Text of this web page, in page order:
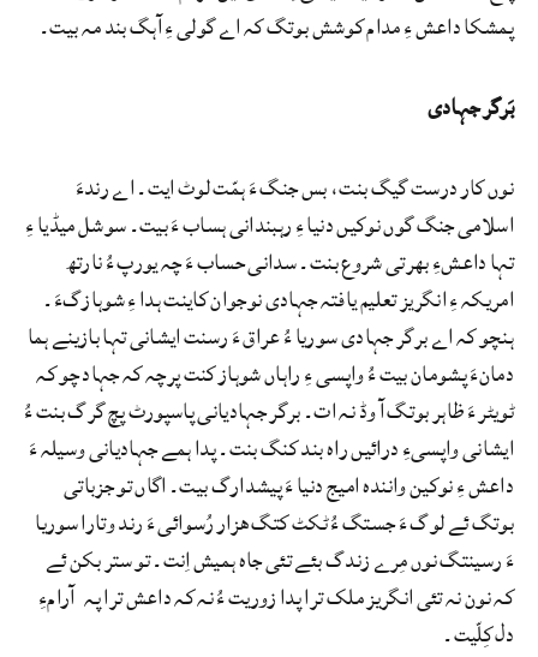
پمشکا داعش ءِ مدام کوشش بوتگ کہ اے گولی ءِ آہگ بند مہ بیت۔
بَرگر جہادی
نوں کار درست گیگ بنت، بس جنگ ءَ ہمّت لوٹ ایت۔ اے رندءَ
اسلامی جنگ گوں نوکیں دنیا ءِ رہبندانی ہساب ءَ بیت۔ سوشل میڈیا ءِ
تہا داعشءِ بھرتی شروع بنت۔ سدانی حساب ءَ چہ یورپ ءُ نارتھ
امریکہ ءِ انگریز تعلیم یافتہ جہادی نوجوان کاینت ہدا ءِ شوہازگءَ۔
ہنچو کہ اے برگر جہادی سوریا ءُ عراق ءَ رسنت ایشانی تہا بازینے ہما
دمانءَ پشومان بیت ءُ واپسی ءِ راہاں شوہاز کنت پرچہ کہ جہاد چو کہ
ٹویٹر ءَ ظاہر بوتگ آ وڈ نہ ات۔ برگر جہادیانی پاسپورٹ پچ گرگ بنت ءُ
ایشانی واپسیءِ درائیں راہ بند کنگ بنت۔ پدا ہمے جہادیانی وسیلہ ءَ
داعش ءِ نوکین وانندہ امیج دنیا ءَ پیشدارگ بیت۔ اگاں تو جزباتی
بوتگ ئے لوگ ءَ جستگ ءُ ٹکٹ کتگ ھزار رُسوائی ءَ رند وتارا سوریا
ءَ رسینتگ نوں مِرے زندگ بئے تئی جاہ ہمیش اِنت۔ تو ستر بکن ئے
کہ نون نہ تئی انگریز ملک ترا پدا زوریت ءُ نہ کہ داعش ترا پہ آرامءِ
دل کِلّیت۔